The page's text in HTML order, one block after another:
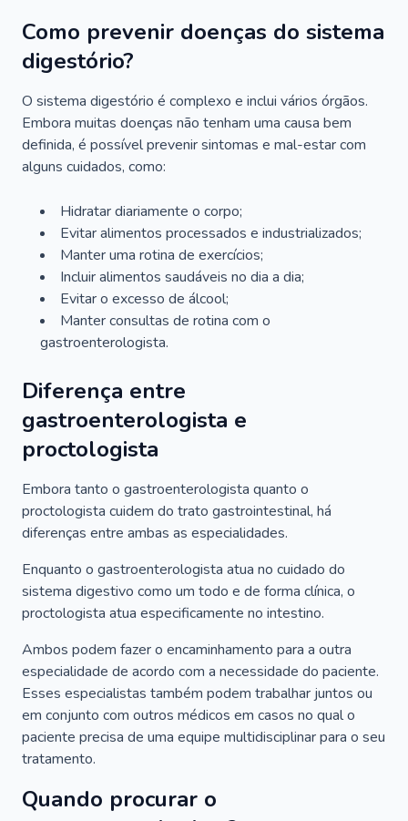
Como prevenir doenças do sistema
digestório?
O sistema digestório é complexo e inclui vários órgãos.
Embora muitas doenças não tenham uma causa bem
definida, é possível prevenir sintomas e mal-estar com
alguns cuidados, como:
Hidratar diariamente o corpo;
Evitar alimentos processados e industrializados;
Manter uma rotina de exercícios;
Incluir alimentos saudáveis no dia a dia;
Evitar o excesso de álcool;
Manter consultas de rotina com o
gastroenterologista.
Diferença entre
gastroenterologista e
proctologista
Embora tanto o gastroenterologista quanto o
proctologista cuidem do trato gastrointestinal, há
diferenças entre ambas as especialidades.
Enquanto o gastroenterologista atua no cuidado do
sistema digestivo como um todo e de forma clínica, o
proctologista atua especificamente no intestino.
Ambos podem fazer o encaminhamento para a outra
especialidade de acordo com a necessidade do paciente.
Esses especialistas também podem trabalhar juntos ou
em conjunto com outros médicos em casos no qual o
paciente precisa de uma equipe multidisciplinar para o seu
tratamento.
Quando procurar o